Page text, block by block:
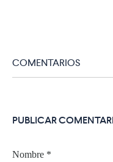
COMENTARIOS
PUBLICAR
Nombre *